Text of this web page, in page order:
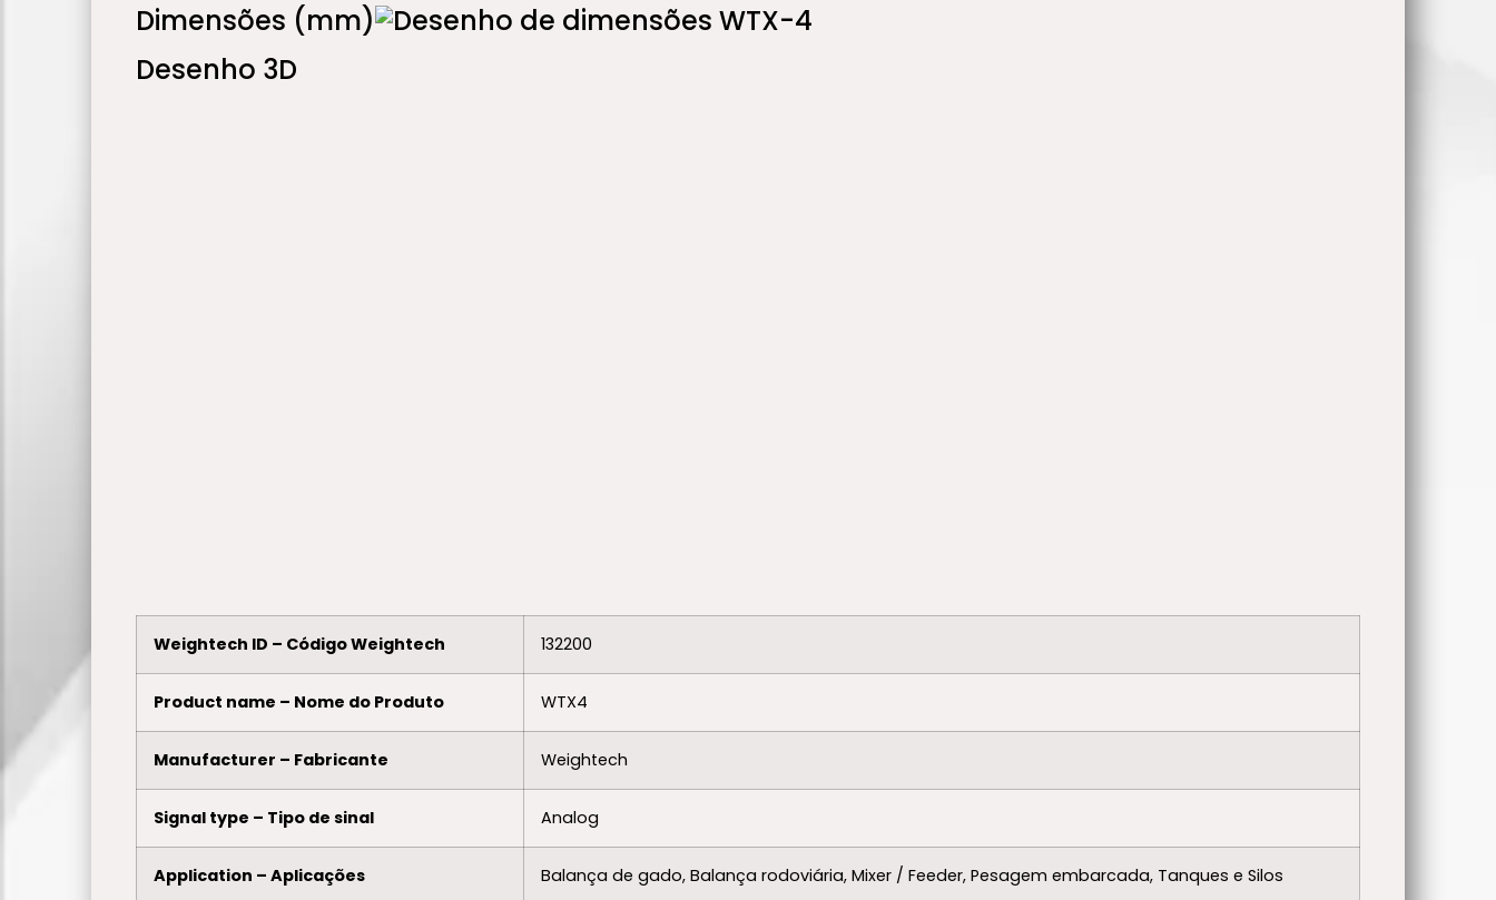
Dimensões (mm)
Desenho 3D
Weightech ID – Código Weightech 132200
Product name – Nome do Produto WTX4
Manufacturer – Fabricante Weightech
Signal type – Tipo de sinal Analog
Application – Aplicações Balança de gado, Balança rodoviária, Mixer / Feeder, Pesagem embarcada, Tanques e Silos